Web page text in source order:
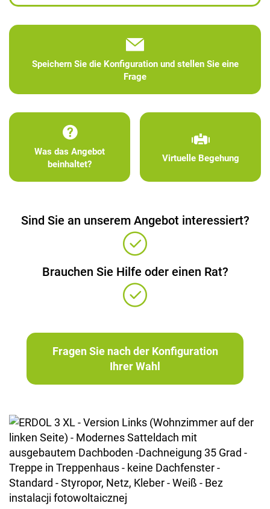
Speichern Sie die Konfiguration und stellen Sie eine
Frage
Was das Angebot
beinhaltet?
Virtuelle Begehung
Sind Sie an unserem Angebot interessiert?
Brauchen Sie Hilfe oder einen Rat?
Fragen Sie nach der Konfiguration
Ihrer Wahl